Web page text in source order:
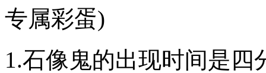
专属彩蛋)
1.石像鬼的出现时间是